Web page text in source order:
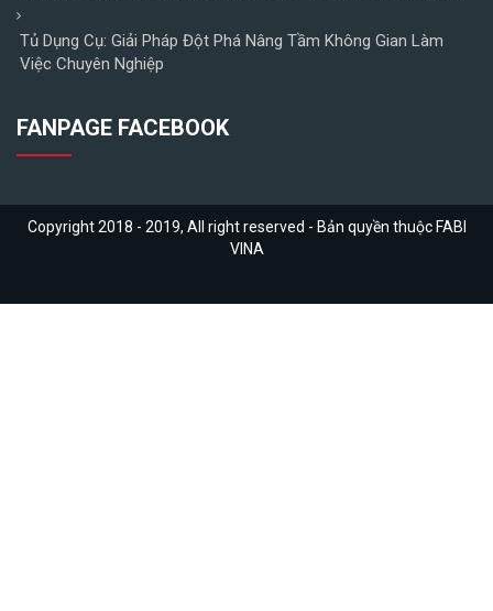
Tủ Dụng Cụ: Giải Pháp Đột Phá Nâng Tầm Không Gian Làm
Việc Chuyên Nghiệp
FANPAGE FACEBOOK
Copyright 2018 - 2019, All right reserved - Bản quyền thuộc FABI
VINA